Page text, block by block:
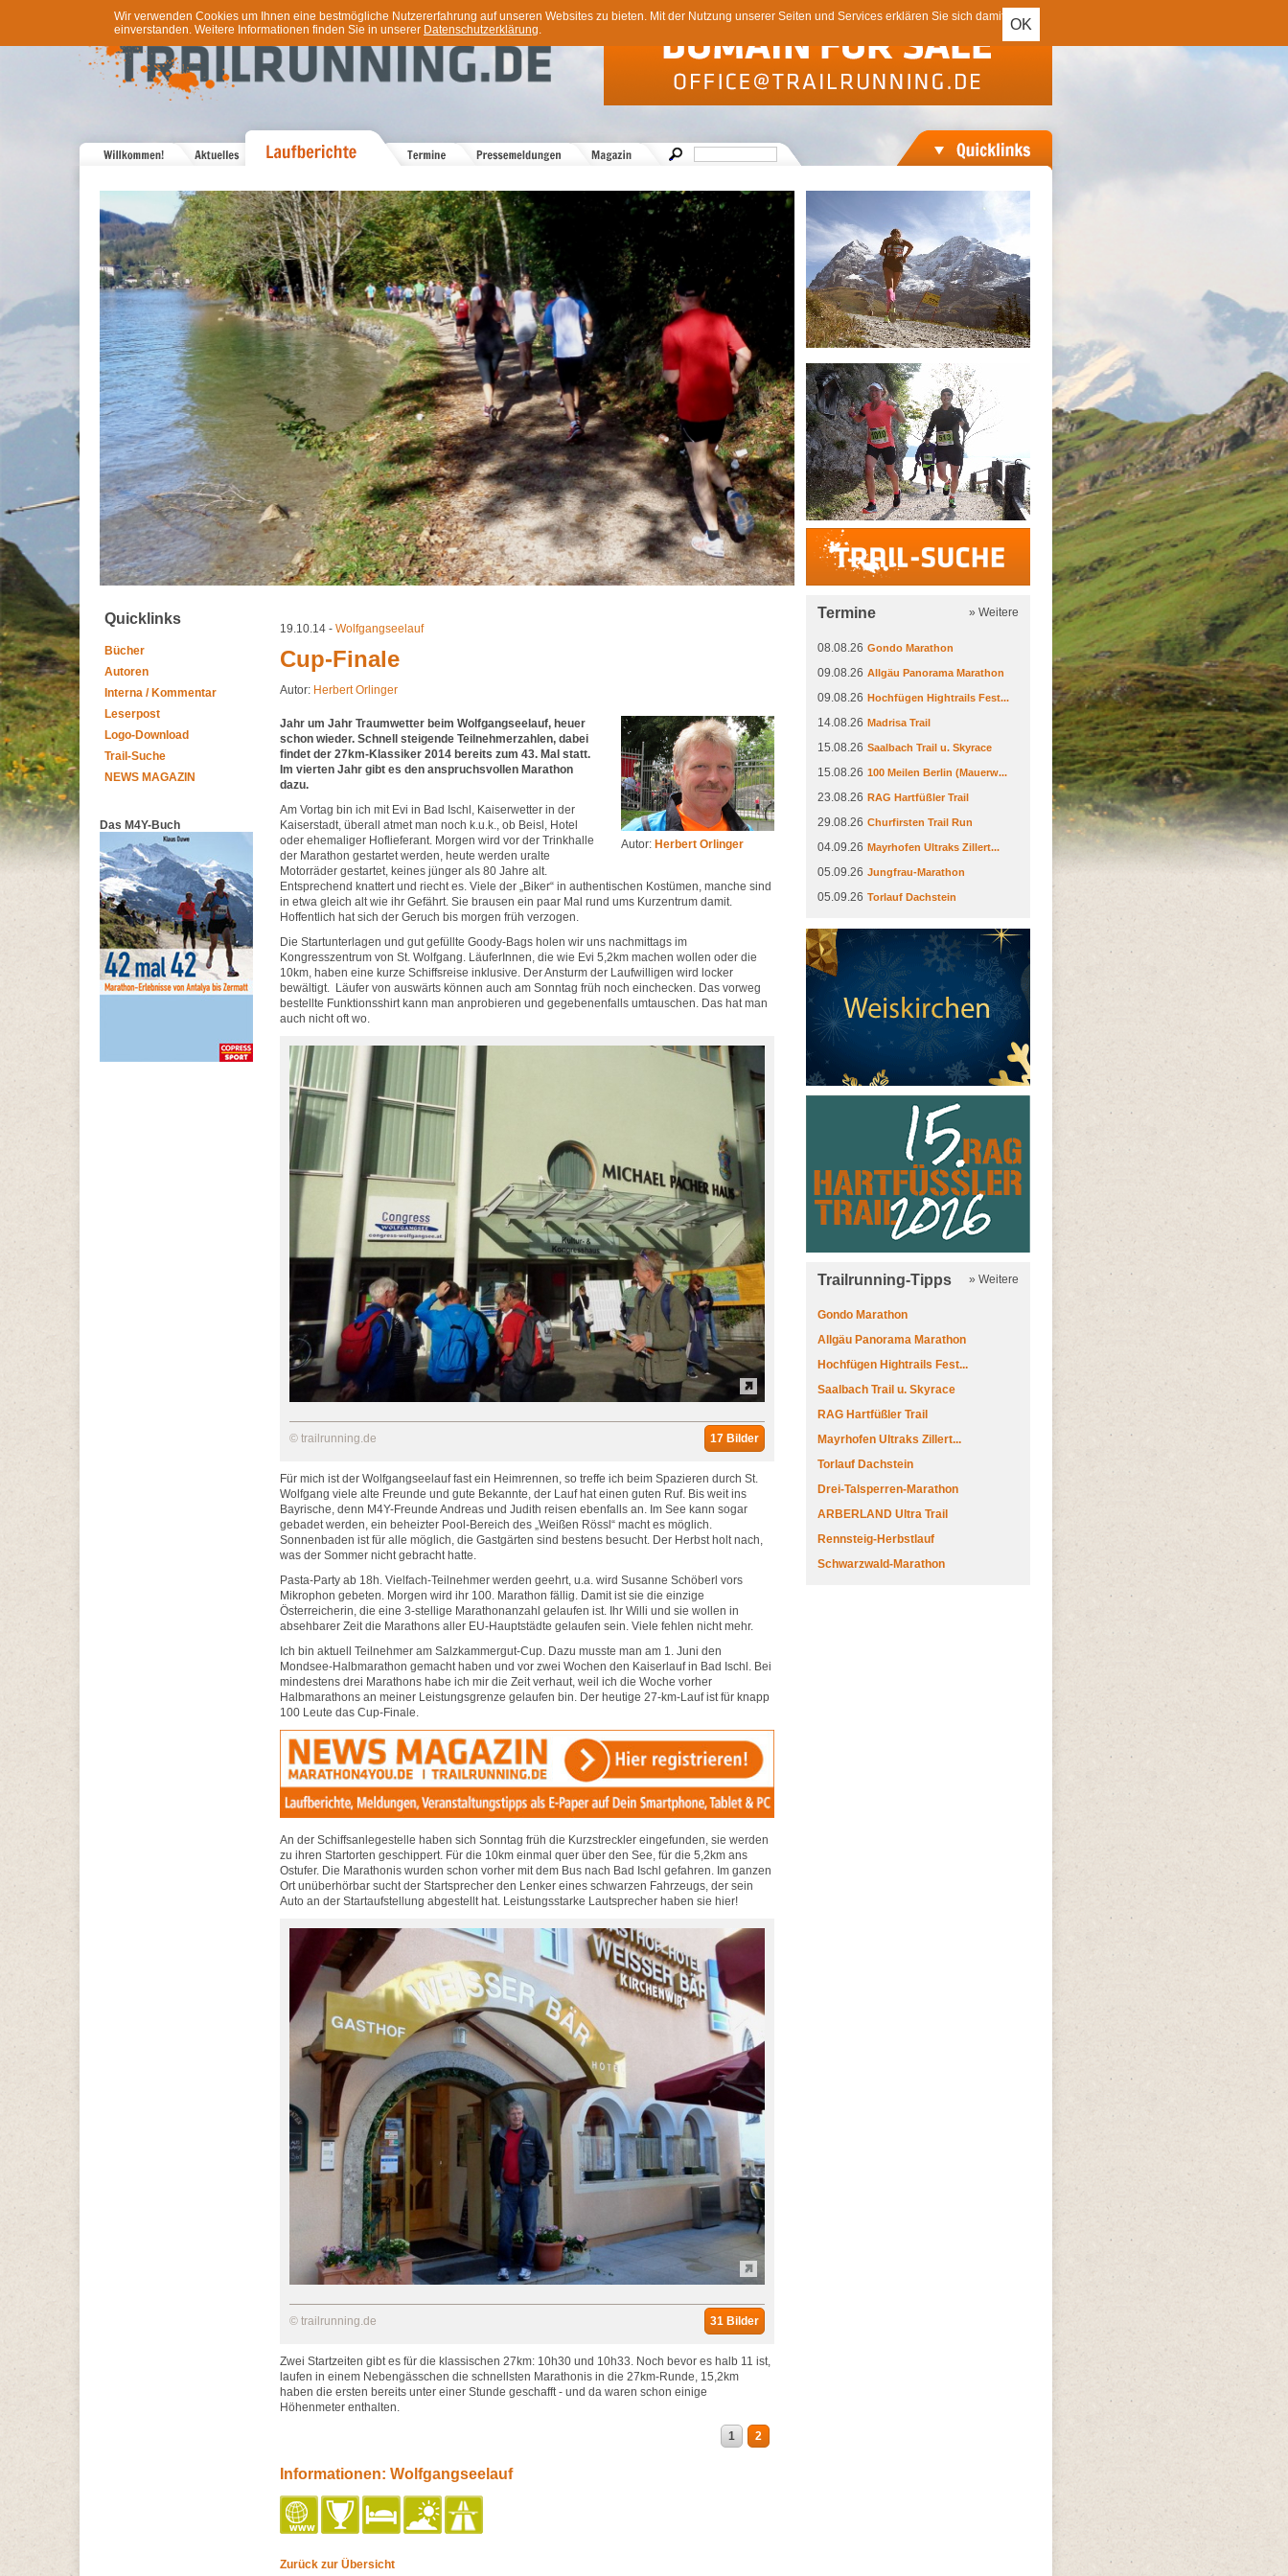
OK
Wir verwenden Cookies um Ihnen eine bestmögliche Nutzererfahrung auf unseren Websites zu bieten. Mit der Nutzung unserer Seiten und Services erklären Sie sich damit
einverstanden. Weitere Informationen finden Sie in unserer Datenschutzerklärung.
Trail-Suche
Quicklinks
Bücher
Autoren
Interna / Kommentar
Leserpost
Logo-Download
Trail-Suche
NEWS MAGAZIN
Das M4Y-Buch
19.10.14 - Wolfgangseelauf
Cup-Finale
Autor: Herbert Orlinger
Autor: Herbert Orlinger
Jahr um Jahr Traumwetter beim Wolfgangseelauf, heuer
schon wieder. Schnell steigende Teilnehmerzahlen, dabei
findet der 27km-Klassiker 2014 bereits zum 43. Mal statt.
Im vierten Jahr gibt es den anspruchsvollen Marathon
dazu.
Am Vortag bin ich mit Evi in Bad Ischl, Kaiserwetter in der
Kaiserstadt, überall atmet man noch k.u.k., ob Beisl, Hotel
oder ehemaliger Hoflieferant. Morgen wird vor der Trinkhalle
der Marathon gestartet werden, heute werden uralte
Motorräder gestartet, keines jünger als 80 Jahre alt.
Entsprechend knattert und riecht es. Viele der „Biker“ in authentischen Kostümen, manche sind
in etwa gleich alt wie ihr Gefährt. Sie brausen ein paar Mal rund ums Kurzentrum damit.
Hoffentlich hat sich der Geruch bis morgen früh verzogen.
Die Startunterlagen und gut gefüllte Goody-Bags holen wir uns nachmittags im
Kongresszentrum von St. Wolfgang. LäuferInnen, die wie Evi 5,2km machen wollen oder die
10km, haben eine kurze Schiffsreise inklusive. Der Ansturm der Laufwilligen wird locker
bewältigt. Läufer von auswärts können auch am Sonntag früh noch einchecken. Das vorweg
bestellte Funktionsshirt kann man anprobieren und gegebenenfalls umtauschen. Das hat man
auch nicht oft wo.
© trailrunning.de 17 Bilder
Für mich ist der Wolfgangseelauf fast ein Heimrennen, so treffe ich beim Spazieren durch St.
Wolfgang viele alte Freunde und gute Bekannte, der Lauf hat einen guten Ruf. Bis weit ins
Bayrische, denn M4Y-Freunde Andreas und Judith reisen ebenfalls an. Im See kann sogar
gebadet werden, ein beheizter Pool-Bereich des „Weißen Rössl“ macht es möglich.
Sonnenbaden ist für alle möglich, die Gastgärten sind bestens besucht. Der Herbst holt nach,
was der Sommer nicht gebracht hatte.
Pasta-Party ab 18h. Vielfach-Teilnehmer werden geehrt, u.a. wird Susanne Schöberl vors
Mikrophon gebeten. Morgen wird ihr 100. Marathon fällig. Damit ist sie die einzige
Österreicherin, die eine 3-stellige Marathonanzahl gelaufen ist. Ihr Willi und sie wollen in
absehbarer Zeit die Marathons aller EU-Hauptstädte gelaufen sein. Viele fehlen nicht mehr.
Ich bin aktuell Teilnehmer am Salzkammergut-Cup. Dazu musste man am 1. Juni den
Mondsee-Halbmarathon gemacht haben und vor zwei Wochen den Kaiserlauf in Bad Ischl. Bei
mindestens drei Marathons habe ich mir die Zeit verhaut, weil ich die Woche vorher
Halbmarathons an meiner Leistungsgrenze gelaufen bin. Der heutige 27-km-Lauf ist für knapp
100 Leute das Cup-Finale.
An der Schiffsanlegestelle haben sich Sonntag früh die Kurzstreckler eingefunden, sie werden
zu ihren Startorten geschippert. Für die 10km einmal quer über den See, für die 5,2km ans
Ostufer. Die Marathonis wurden schon vorher mit dem Bus nach Bad Ischl gefahren. Im ganzen
Ort unüberhörbar sucht der Startsprecher den Lenker eines schwarzen Fahrzeugs, der sein
Auto an der Startaufstellung abgestellt hat. Leistungsstarke Lautsprecher haben sie hier!
© trailrunning.de 31 Bilder
Zwei Startzeiten gibt es für die klassischen 27km: 10h30 und 10h33. Noch bevor es halb 11 ist,
laufen in einem Nebengässchen die schnellsten Marathonis in die 27km-Runde, 15,2km
haben die ersten bereits unter einer Stunde geschafft - und da waren schon einige
Höhenmeter enthalten.
1 2
Informationen: Wolfgangseelauf
Zurück zur Übersicht
Termine » Weitere
08.08.26 Gondo Marathon
09.08.26 Allgäu Panorama Marathon
09.08.26 Hochfügen Hightrails Fest...
14.08.26 Madrisa Trail
15.08.26 Saalbach Trail u. Skyrace
15.08.26 100 Meilen Berlin (Mauerw...
23.08.26 RAG Hartfüßler Trail
29.08.26 Churfirsten Trail Run
04.09.26 Mayrhofen Ultraks Zillert...
05.09.26 Jungfrau-Marathon
05.09.26 Torlauf Dachstein
Trailrunning-Tipps » Weitere
Gondo Marathon
Allgäu Panorama Marathon
Hochfügen Hightrails Fest...
Saalbach Trail u. Skyrace
RAG Hartfüßler Trail
Mayrhofen Ultraks Zillert...
Torlauf Dachstein
Drei-Talsperren-Marathon
ARBERLAND Ultra Trail
Rennsteig-Herbstlauf
Schwarzwald-Marathon